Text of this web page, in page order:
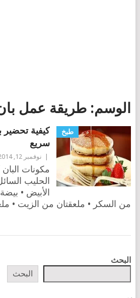
الوسم: طريقة عمل
طبخ
كيفية
سريع
نوفمبر 12, 2014
مكونات
الحليب
من السكر • ملعقتان من الزيت •
POSTS
البحث
البحث